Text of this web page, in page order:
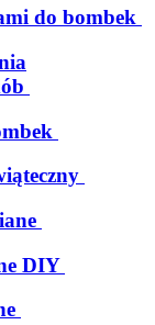
do bombek
DIY